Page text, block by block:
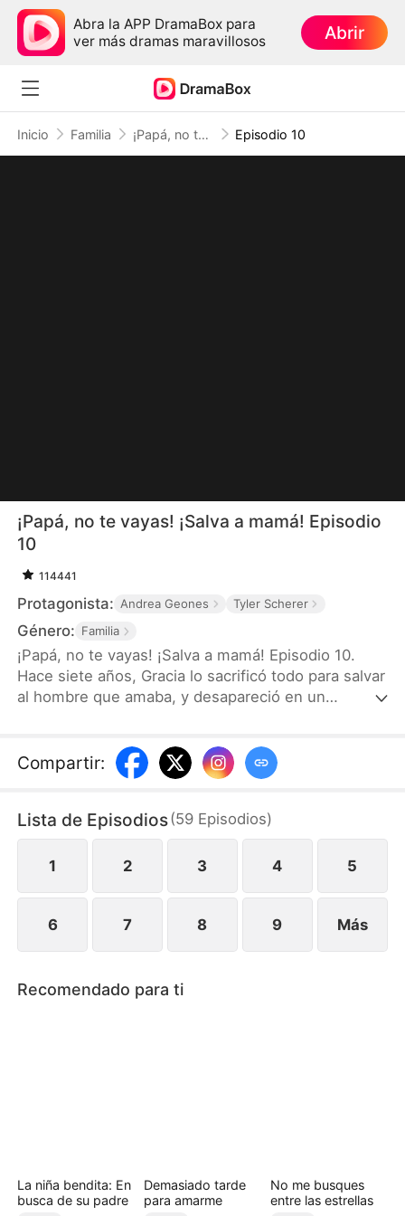
Abra la APP DramaBox para
ver más dramas maravillosos
Abrir
Inicio Familia ¡Papá, no te vayas! ¡Salva a mamá! Episodio 10
¡Papá, no te vayas! ¡Salva a mamá! Episodio
10
114441
Protagonista: Andrea Geones Tyler Scherer
Género: Familia
¡Papá, no te vayas! ¡Salva a mamá! Episodio 10.
Hace siete años, Gracia lo sacrificó todo para salvar
al hombre que amaba, y desapareció en un
conocer, la arrastra de vuelta a un mundo lleno de
peligro, poder y venganza. Pero esta vez, su
Compartir:
Lista de Episodios(59 Episodios)
1 2 3 4 5
6 7 8 9 Más
Recomendado para ti
La niña bendita: En
busca de su padre
Demasiado tarde
para amarme
No me busques
entre las estrellas